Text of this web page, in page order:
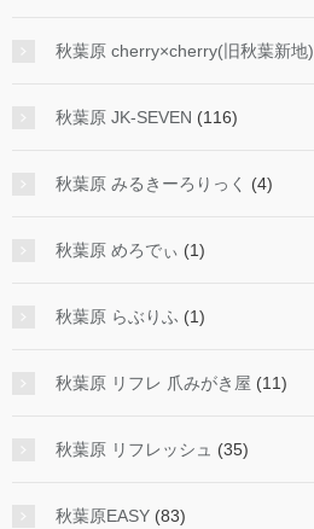
秋葉原 cherry×cherry(旧秋葉新地)
秋葉原 JK-SEVEN (116)
秋葉原 みるきーろりっく (4)
秋葉原 めろでぃ (1)
秋葉原 らぶりふ (1)
秋葉原 リフレ 爪みがき屋 (11)
秋葉原 リフレッシュ (35)
秋葉原EASY (83)